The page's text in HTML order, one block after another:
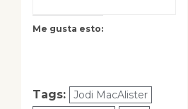
Me gusta esto:
Tags:
Jodi MacAlister